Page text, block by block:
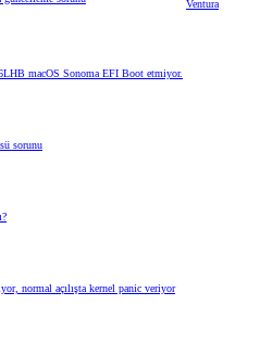
Ventura
macOS Sonoma EFI Boot etmiyor.
sorunu
normal açılışta kernel panic veriyor